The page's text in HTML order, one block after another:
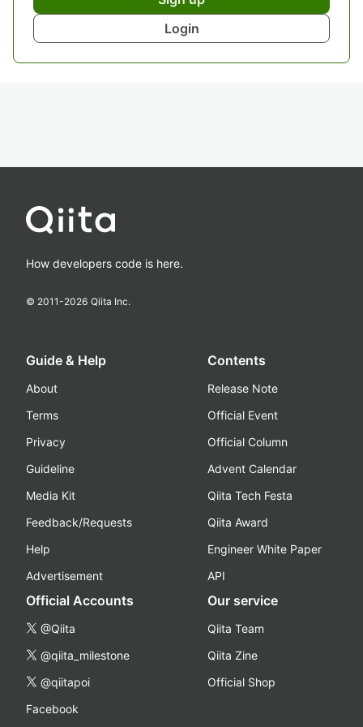
Login
How developers code is here.
© 2011-2026 Qiita Inc.
Guide & Help
About
Terms
Privacy
Guideline
Media Kit
Feedback/Requests
Help
Advertisement
Contents
Release Note
Official Event
Official Column
Advent Calendar
Qiita Tech Festa
Qiita Award
Engineer White Paper
API
Official Accounts
@Qiita
@qiita_milestone
@qiitapoi
Facebook
Our service
Qiita Team
Qiita Zine
Official Shop